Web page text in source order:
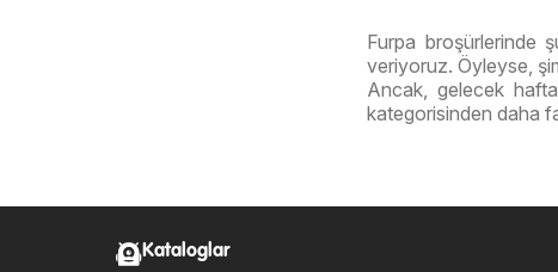
Furpa broşürlerinde
veriyoruz. Öyleyse,
Ancak, gelecek
kategorisinden daha
Kataloglar